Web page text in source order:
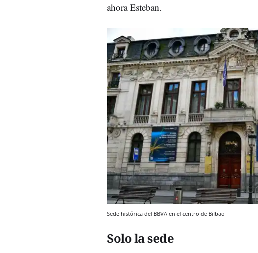
ahora Esteban.
Sede histórica del BBVA en el centro de Bilbao
Solo la sede